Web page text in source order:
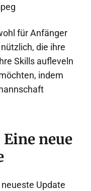
für Anfänger
die ihre
Skills aufleveln
indem
neue
Update